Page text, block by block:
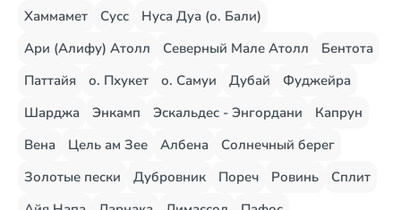
Хаммамет
Сусс
Нуса Дуа (о. Бали)
Ари (Алифу) Атолл
Северный Мале Атолл
Бентота
Паттайя
о. Пхукет о. Самуи Дубай
Фуджейра
Шарджа
Энкамп Эскальдес - Энгордани
Капрун
Вена
Цель ам Зее Албена
Солнечный берег
Золотые пески
Дубровник Пореч Ровинь
Сплит